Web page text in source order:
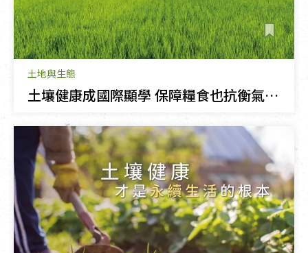
土地與生態
土壤健康成國際顯學 保障糧食也抗衡氣候變遷